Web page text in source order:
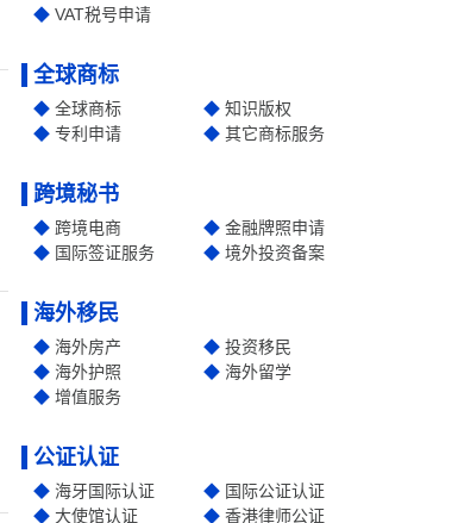
VAT税号申请
全球商标
全球商标
知识版权
专利申请
其它商标服务
跨境秘书
跨境电商
金融牌照申请
国际签证服务
境外投资备案
海外移民
海外房产
投资移民
海外护照
海外留学
增值服务
公证认证
海牙国际认证
国际公证认证
大使馆认证
香港律师公证